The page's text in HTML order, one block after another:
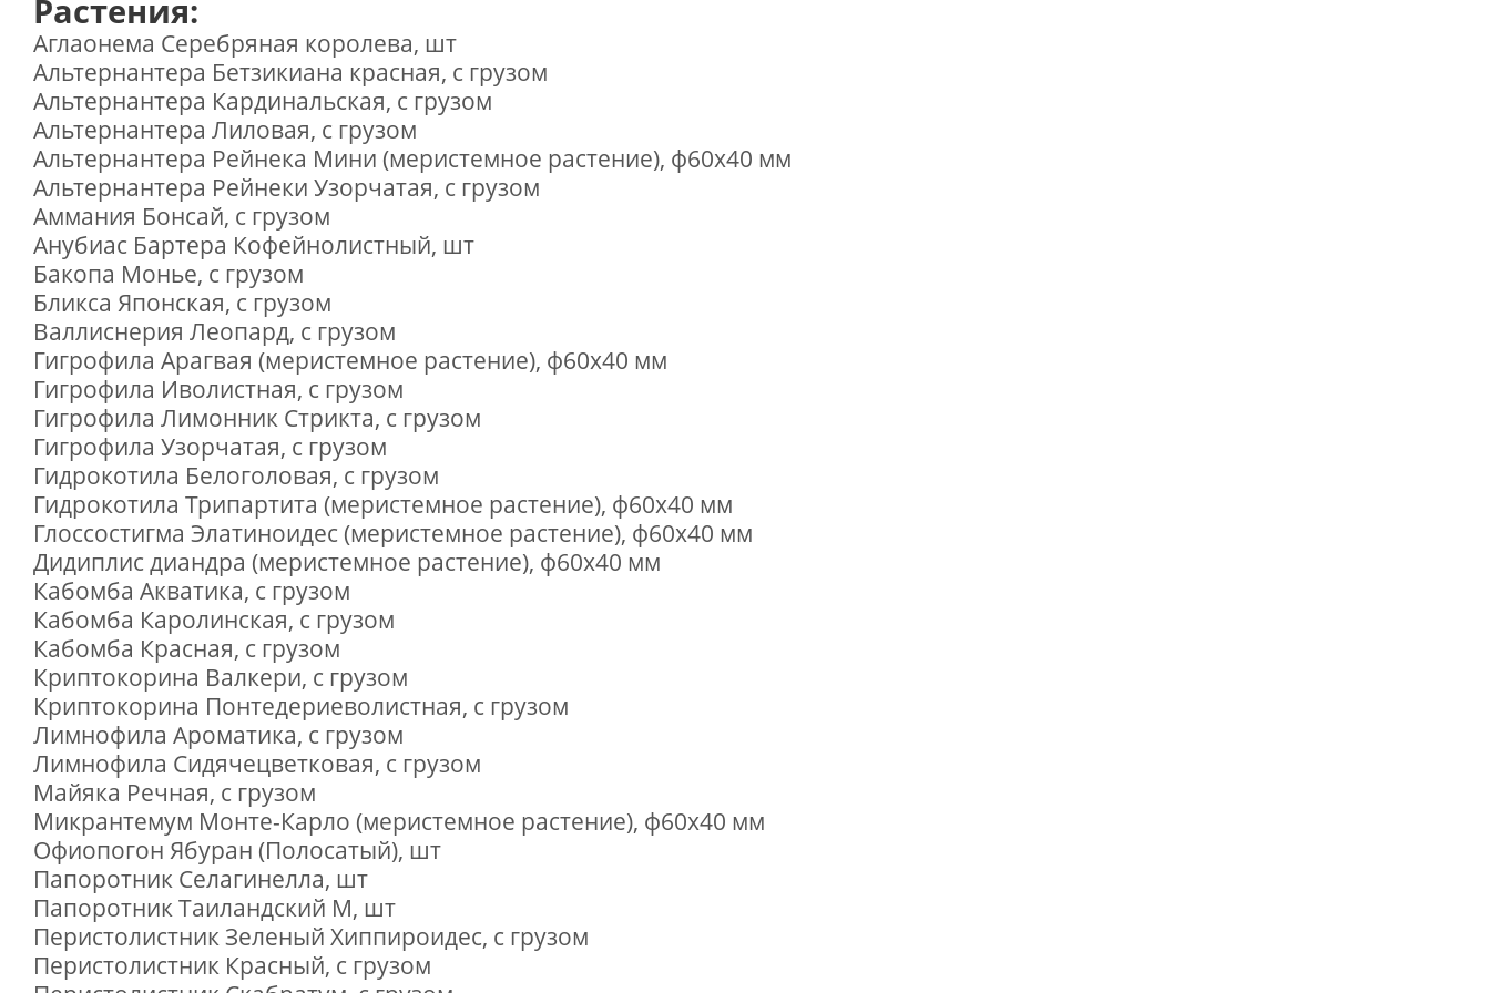
Растения:
Аглаонема Серебряная королева, шт
Альтернантера Бетзикиана красная, с грузом
Альтернантера Кардинальская, с грузом
Альтернантера Лиловая, с грузом
Альтернантера Рейнека Мини (меристемное растение), ф60х40 мм
Альтернантера Рейнеки Узорчатая, с грузом
Аммания Бонсай, с грузом
Анубиас Бартера Кофейнолистный, шт
Бакопа Монье, с грузом
Бликса Японская, с грузом
Валлиснерия Леопард, с грузом
Гигрофила Арагвая (меристемное растение), ф60х40 мм
Гигрофила Иволистная, с грузом
Гигрофила Лимонник Стрикта, с грузом
Гигрофила Узорчатая, с грузом
Гидрокотила Белоголовая, с грузом
Гидрокотила Трипартита (меристемное растение), ф60х40 мм
Глоссостигма Элатиноидес (меристемное растение), ф60х40 мм
Дидиплис диандра (меристемное растение), ф60х40 мм
Кабомба Акватика, с грузом
Кабомба Каролинская, с грузом
Кабомба Красная, с грузом
Криптокорина Валкери, с грузом
Криптокорина Понтедериеволистная, с грузом
Лимнофила Ароматика, с грузом
Лимнофила Сидячецветковая, с грузом
Майяка Речная, с грузом
Микрантемум Монте-Карло (меристемное растение), ф60х40 мм
Офиопогон Ябуран (Полосатый), шт
Папоротник Селагинелла, шт
Папоротник Таиландский M, шт
Перистолистник Зеленый Хиппироидес, с грузом
Перистолистник Красный, с грузом